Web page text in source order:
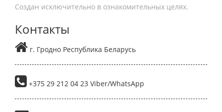
Создан исключительно в ознакомительных целях.
Контакты
г. Гродно Республика Беларусь
+375 29 212 04 23 Viber/WhatsApp